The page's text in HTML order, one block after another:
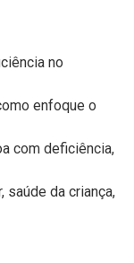
no
enfoque o
com deficiência,
saúde da criança,